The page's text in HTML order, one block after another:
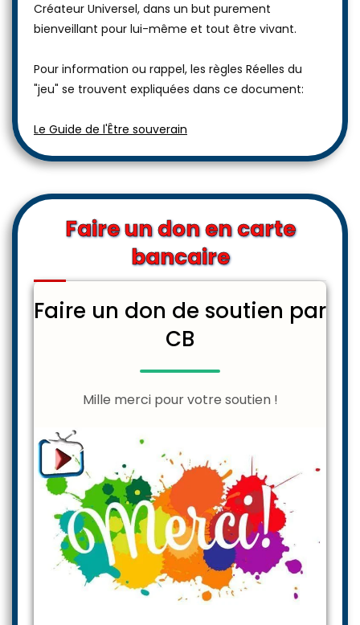
Créateur Universel, dans un but purement
bienveillant pour lui-même et tout être vivant.
Pour information ou rappel, les règles Réelles du
"jeu" se trouvent expliquées dans ce document:
Le Guide de l'Être souverain
Faire un don en carte
bancaire
Faire un don de soutien par
CB
Mille merci pour votre soutien !